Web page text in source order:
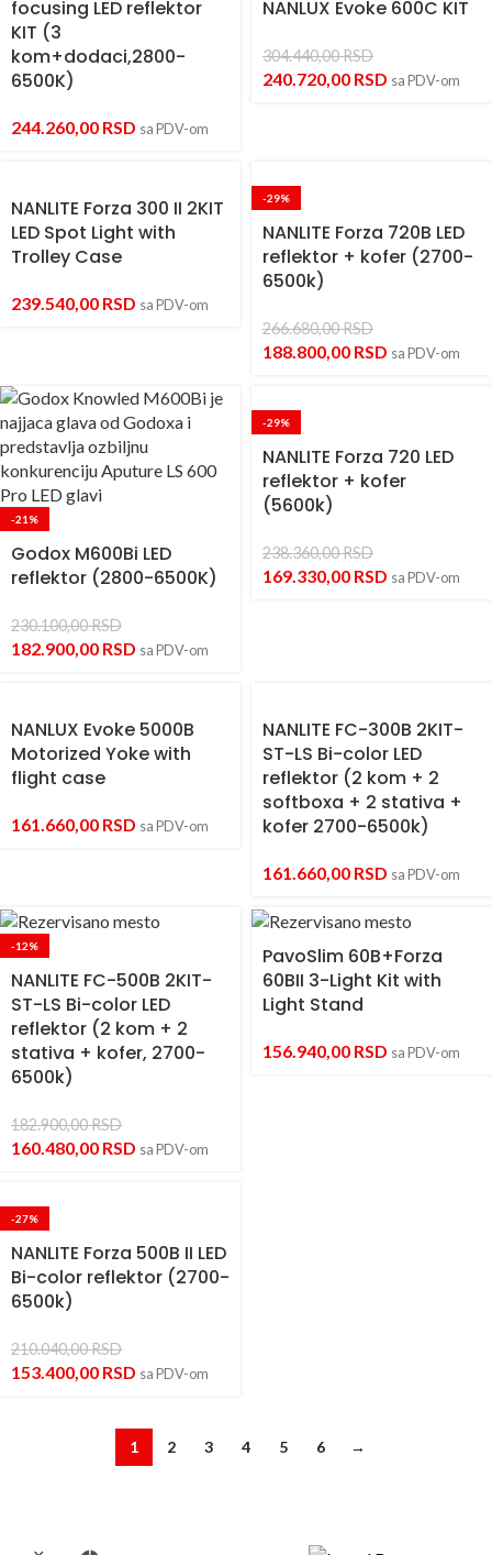
focusing LED reflektor
KIT (3
kom+dodaci,2800-
6500K)
244.260,00 RSD sa PDV-om
NANLUX Evoke 600C KIT
304.440,00RSD
240.720,00 RSD sa PDV-om
NANLITE Forza 300 II 2KIT
LED Spot Light with
Trolley Case
239.540,00 RSD sa PDV-om
-29%
NANLITE Forza 720B LED
reflektor + kofer (2700-
6500k)
266.680,00RSD
188.800,00 RSD sa PDV-om
-21%
Godox M600Bi LED
reflektor (2800-6500K)
230.100,00RSD
182.900,00 RSD sa PDV-om
-29%
NANLITE Forza 720 LED
reflektor + kofer
(5600k)
238.360,00RSD
169.330,00 RSD sa PDV-om
NANLUX Evoke 5000B
Motorized Yoke with
flight case
161.660,00 RSD sa PDV-om
NANLITE FC-300B 2KIT-
ST-LS Bi-color LED
reflektor (2 kom + 2
softboxa + 2 stativa +
kofer 2700-6500k)
161.660,00 RSD sa PDV-om
-12%
NANLITE FC-500B 2KIT-
ST-LS Bi-color LED
reflektor (2 kom + 2
stativa + kofer, 2700-
6500k)
182.900,00RSD
160.480,00 RSD sa PDV-om
PavoSlim 60B+Forza
60BII 3-Light Kit with
Light Stand
156.940,00 RSD sa PDV-om
-27%
NANLITE Forza 500B II LED
Bi-color reflektor (2700-
6500k)
210.040,00RSD
153.400,00 RSD sa PDV-om
1 2 3 4 5 6 →